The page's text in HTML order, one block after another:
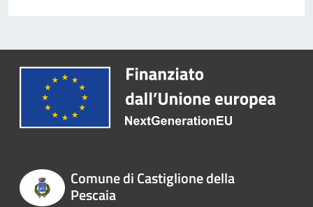
Comune di Castiglione della
Pescaia